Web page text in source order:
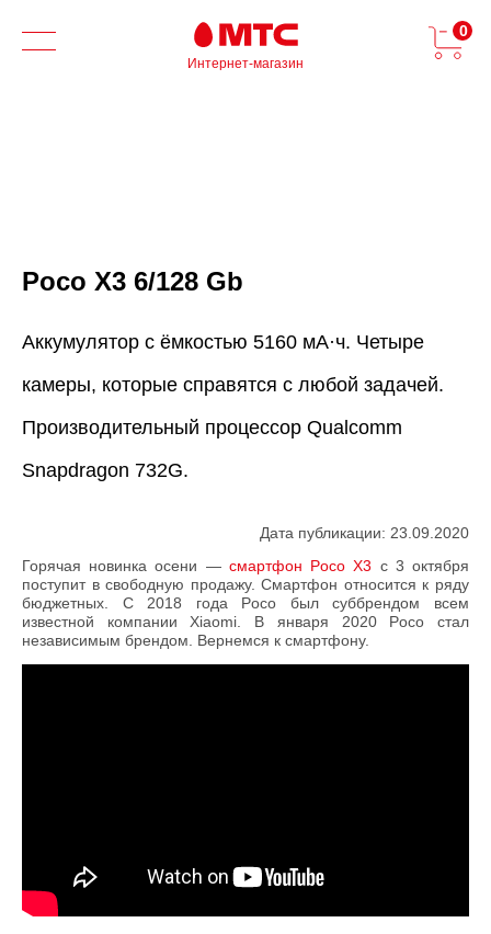
Интернет-магазин
0
Poco X3 6/128 Gb
Аккумулятор с ёмкостью 5160 мА·ч. Четыре
камеры, которые справятся с любой задачей.
Производительный процессор Qualcomm
Snapdragon 732G.
Дата публикации: 23.09.2020
Горячая новинка осени — смартфон Poco X3 с 3 октября
поступит в свободную продажу. Смартфон относится к ряду
бюджетных. С 2018 года Poco был суббрендом всем
известной компании Xiaomi. В января 2020 Poco стал
независимым брендом. Вернемся к смартфону.